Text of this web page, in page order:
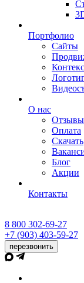
Портфолио
Сайты
О нас
Отзывы
Оплата
Скачать
Блог
Акции
Контакты
8 800 302-69-27
+7 (903) 403-59-27
перезвонить